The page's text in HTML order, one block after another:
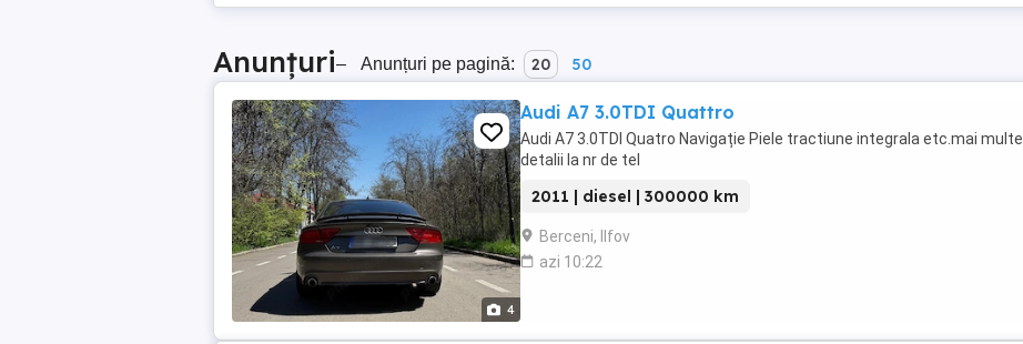
Anunțuri– Anunțuri pe pagină: 20 50
4
Audi A7 3.0TDI Quattro
Audi A7 3.0TDI Quatro Navigație Piele tractiune integrala etc.mai multe
detalii la nr de tel
2011 | diesel | 300000 km
Berceni, Ilfov
azi 10:22